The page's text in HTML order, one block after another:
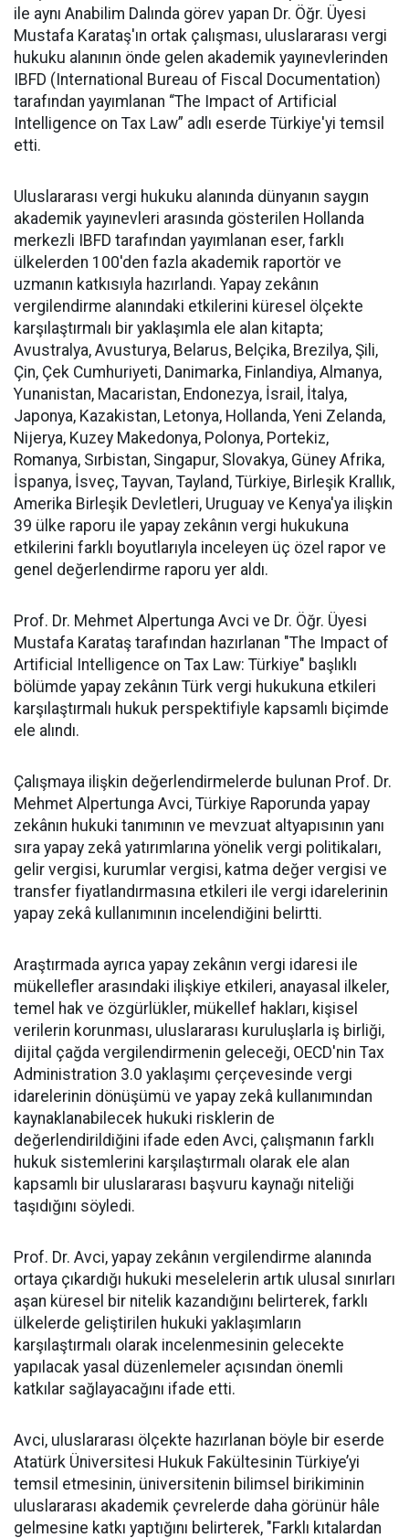
ile aynı Anabilim Dalında görev yapan Dr. Öğr. Üyesi
Mustafa Karataş'ın ortak çalışması, uluslararası vergi
hukuku alanının önde gelen akademik yayınevlerinden
IBFD (International Bureau of Fiscal Documentation)
tarafından yayımlanan “The Impact of Artificial
Intelligence on Tax Law” adlı eserde Türkiye'yi temsil
etti.
Uluslararası vergi hukuku alanında dünyanın saygın
akademik yayınevleri arasında gösterilen Hollanda
merkezli IBFD tarafından yayımlanan eser, farklı
ülkelerden 100'den fazla akademik raportör ve
uzmanın katkısıyla hazırlandı. Yapay zekânın
vergilendirme alanındaki etkilerini küresel ölçekte
karşılaştırmalı bir yaklaşımla ele alan kitapta;
Avustralya, Avusturya, Belarus, Belçika, Brezilya, Şili,
Çin, Çek Cumhuriyeti, Danimarka, Finlandiya, Almanya,
Yunanistan, Macaristan, Endonezya, İsrail, İtalya,
Japonya, Kazakistan, Letonya, Hollanda, Yeni Zelanda,
Nijerya, Kuzey Makedonya, Polonya, Portekiz,
Romanya, Sırbistan, Singapur, Slovakya, Güney Afrika,
İspanya, İsveç, Tayvan, Tayland, Türkiye, Birleşik Krallık,
Amerika Birleşik Devletleri, Uruguay ve Kenya'ya ilişkin
39 ülke raporu ile yapay zekânın vergi hukukuna
etkilerini farklı boyutlarıyla inceleyen üç özel rapor ve
genel değerlendirme raporu yer aldı.
Prof. Dr. Mehmet Alpertunga Avci ve Dr. Öğr. Üyesi
Mustafa Karataş tarafından hazırlanan "The Impact of
Artificial Intelligence on Tax Law: Türkiye" başlıklı
bölümde yapay zekânın Türk vergi hukukuna etkileri
karşılaştırmalı hukuk perspektifiyle kapsamlı biçimde
ele alındı.
Çalışmaya ilişkin değerlendirmelerde bulunan Prof. Dr.
Mehmet Alpertunga Avci, Türkiye Raporunda yapay
zekânın hukuki tanımının ve mevzuat altyapısının yanı
sıra yapay zekâ yatırımlarına yönelik vergi politikaları,
gelir vergisi, kurumlar vergisi, katma değer vergisi ve
transfer fiyatlandırmasına etkileri ile vergi idarelerinin
yapay zekâ kullanımının incelendiğini belirtti.
Araştırmada ayrıca yapay zekânın vergi idaresi ile
mükellefler arasındaki ilişkiye etkileri, anayasal ilkeler,
temel hak ve özgürlükler, mükellef hakları, kişisel
verilerin korunması, uluslararası kuruluşlarla iş birliği,
dijital çağda vergilendirmenin geleceği, OECD'nin Tax
Administration 3.0 yaklaşımı çerçevesinde vergi
idarelerinin dönüşümü ve yapay zekâ kullanımından
kaynaklanabilecek hukuki risklerin de
değerlendirildiğini ifade eden Avci, çalışmanın farklı
hukuk sistemlerini karşılaştırmalı olarak ele alan
kapsamlı bir uluslararası başvuru kaynağı niteliği
taşıdığını söyledi.
Prof. Dr. Avci, yapay zekânın vergilendirme alanında
ortaya çıkardığı hukuki meselelerin artık ulusal sınırları
aşan küresel bir nitelik kazandığını belirterek, farklı
ülkelerde geliştirilen hukuki yaklaşımların
karşılaştırmalı olarak incelenmesinin gelecekte
yapılacak yasal düzenlemeler açısından önemli
katkılar sağlayacağını ifade etti.
Avci, uluslararası ölçekte hazırlanan böyle bir eserde
Atatürk Üniversitesi Hukuk Fakültesinin Türkiye’yi
temsil etmesinin, üniversitenin bilimsel birikiminin
uluslararası akademik çevrelerde daha görünür hâle
gelmesine katkı yaptığını belirterek, "Farklı kıtalardan